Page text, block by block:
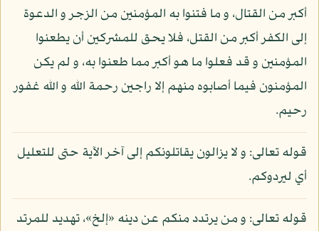
أكبر من القتال، و ما فتنوا به المؤمنين من الزجر و الدعوة
إلى الكفر أكبر من القتل، فلا يحق للمشركين أن يطعنوا
المؤمنين و قد فعلوا ما هو أكبر مما طعنوا به، و لم يكن
المؤمنون فيما أصابوه منهم إلا راجين رحمة الله و الله غفور
رحيم.
قوله تعالى: و لا يزالون يقاتلونكم إلى آخر الآية حتى للتعليل
أي ليردوكم.
قوله تعالى: و من يرتدد منكم عن دينه «إلخ»، تهديد للمرتد